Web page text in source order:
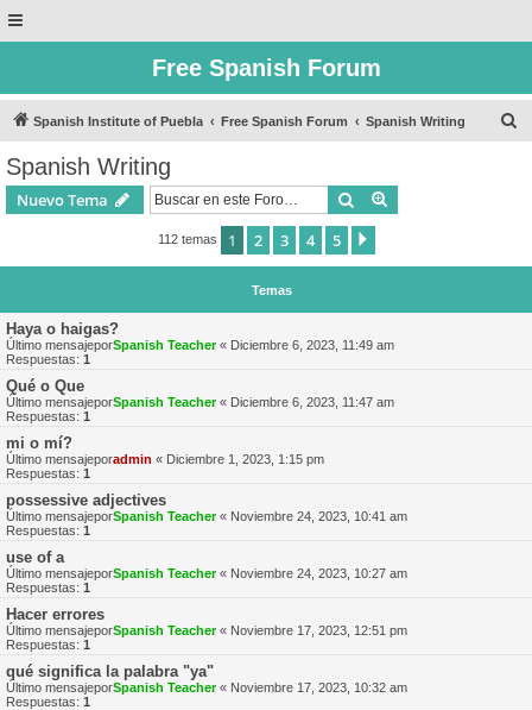
Free Spanish Forum
Spanish Institute of Puebla Free Spanish Forum Spanish Writing
Spanish Writing
Nuevo Tema Buscar
112 temas 1 2 3 4 5
Temas
Haya o haigas?
Último mensajeporSpanish Teacher« Diciembre 6, 2023, 11:49 am
Respuestas: 1
Qué o Que
Último mensajeporSpanish Teacher« Diciembre 6, 2023, 11:47 am
Respuestas: 1
mi o mí?
Último mensajeporadmin « Diciembre 1, 2023, 1:15 pm
Respuestas: 1
possessive adjectives
Último mensajeporSpanish Teacher« Noviembre 24, 2023, 10:41 am
Respuestas: 1
use of a
Último mensajeporSpanish Teacher« Noviembre 24, 2023, 10:27 am
Respuestas: 1
Hacer errores
Último mensajeporSpanish Teacher« Noviembre 17, 2023, 12:51 pm
Respuestas: 1
qué significa la palabra "ya"
Último mensajeporSpanish Teacher« Noviembre 17, 2023, 10:32 am
Respuestas: 1